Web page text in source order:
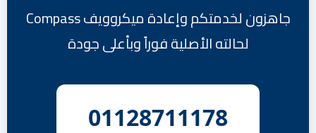
جاهزون لخدمتكم وإعادة ميكروويف Compass
لحالته الأصلية فوراً وبأعلى جودة
01128711178